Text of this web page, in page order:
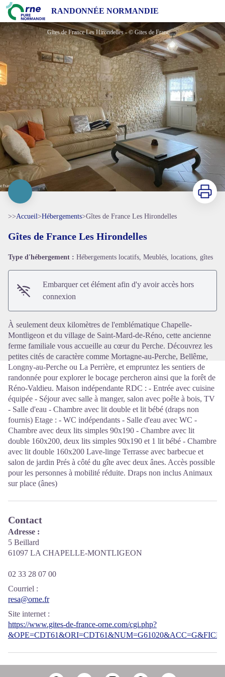
RANDONNÉE NORMANDIE
Gîtes de France Les Hirondelles
Gîtes de France Les Hirondelles - © Gites de France Orne
Voir l'image en plein écran
Imprimer
>>Accueil>Hébergements>Gîtes de France Les Hirondelles
Gîtes de France Les Hirondelles
Type d'hébergement : Hébergements locatifs, Meublés, locations, gîtes
Embarquer cet élément afin d'y avoir accès hors
connexion
À seulement deux kilomètres de l'emblématique Chapelle-
Montligeon et du village de Saint-Mard-de-Réno, cette ancienne
ferme familiale vous accueille au cœur du Perche. Découvrez les
petites cités de caractère comme Mortagne-au-Perche, Bellême,
Longny-au-Perche ou La Perrière, et empruntez les sentiers de
randonnée pour explorer le bocage percheron ainsi que la forêt de
Réno-Valdieu. Maison indépendante RDC : - Entrée avec cuisine
équipée - Séjour avec salle à manger, salon avec poêle à bois, TV
- Salle d'eau - Chambre avec lit double et lit bébé (draps non
fournis) Etage : - WC indépendants - Salle d'eau avec WC -
Chambre avec deux lits simples 90x190 - Chambre avec lit
double 160x200, deux lits simples 90x190 et 1 lit bébé - Chambre
avec lit double 160x200 Lave-linge Terrasse avec barbecue et
salon de jardin Prés à côté du gîte avec deux ânes. Accès possible
pour les personnes à mobilité réduite. Draps non inclus Animaux
sur place (ânes)
Contact
Adresse :
5 Beillard
61097 LA CHAPELLE-MONTLIGEON
02 33 28 07 00
Courriel :
resa@orne.fr
Site internet :
https://www.gites-de-france-orne.com/cgi.php?